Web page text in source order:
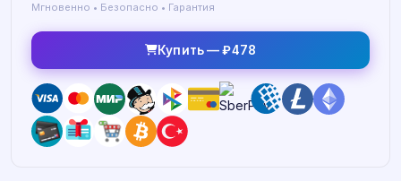
Мгновенно • Безопасно • Гарантия
Купить — ₽478